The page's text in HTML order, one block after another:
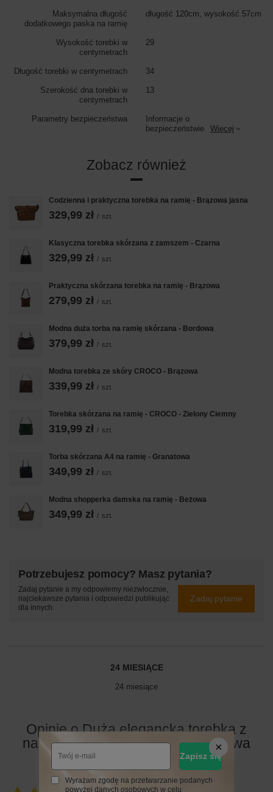
Maksymalna długość
dodatkowego paska na ramię
długość 120cm, wysokość 57cm
Wysokość torebki w
centymetrach
29
Długość torebki w centymetrach 34
Szerokość dna torebki w
centymetrach
13
Parametry bezpieczeństwa
Informacje o
bezpieczeństwie
Więcej
Zobacz również
Codzienna i praktyczna torebka na ramię - Brązowa jasna
329,99 zł / szt.
Klasyczna torebka skórzana z zamszem - Czarna
329,99 zł / szt.
Praktyczna skórzana torebka na ramię - Brązowa
279,99 zł / szt.
Modna duża torba na ramię skórzana - Bordowa
379,99 zł / szt.
Modna torebka ze skóry CROCO - Brązowa
339,99 zł / szt.
Torebka skórzana na ramię - CROCO - Zielony Ciemny
319,99 zł / szt.
Torba skórzana A4 na ramię - Granatowa
349,99 zł / szt.
Modna shopperka damska na ramię - Beżowa
349,99 zł / szt.
Potrzebujesz pomocy? Masz pytania?
Zadaj pytanie a my odpowiemy niezwłocznie,
najciekawsze pytania i odpowiedzi publikując
dla innych.
Zadaj pytanie
24 MIESIĄCE
24 miesiące
Opinie o Duża elegancka torebka z
naturalnej skóry i zamszu - Brązowa
Zapisz się
Wyrażam zgodę na przetwarzanie podanych
powyżej danych osobowych w celu